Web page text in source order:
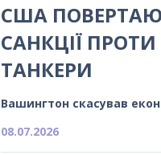
США
САНКЦІЇ
ТАНКЕРИ
Вашингтон скасував
08.07.2026